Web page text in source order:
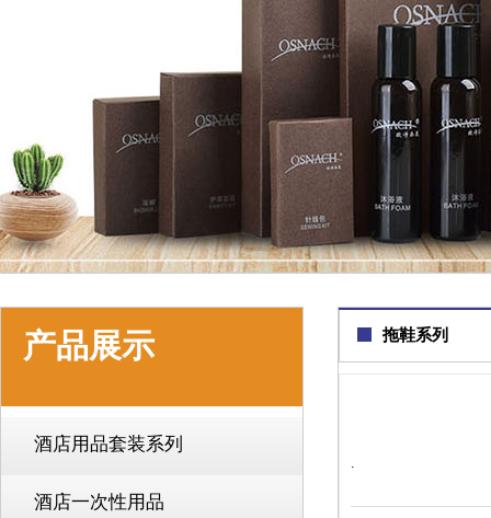
产品展示
酒店用品套装系列
酒店一次性用品
拖鞋系列
.